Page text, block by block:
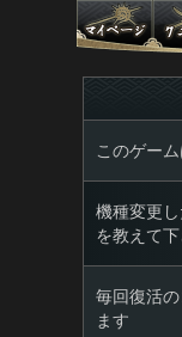
このゲー
機種変更
を教えて
毎回復活
ます